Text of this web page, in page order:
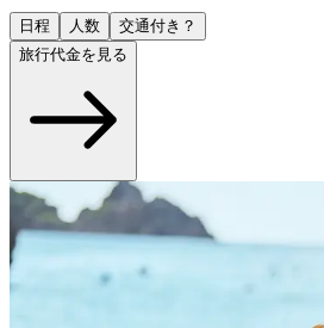
日程 人数
交通付き？
旅行代金を見る